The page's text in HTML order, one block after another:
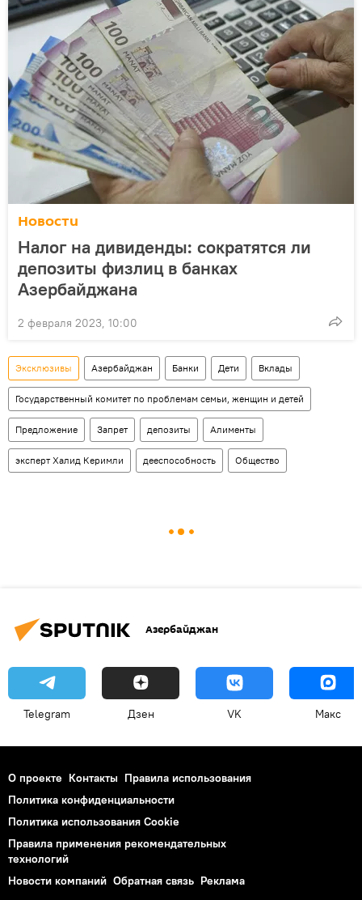
Новости
Налог на дивиденды: сократятся ли
депозиты физлиц в банках
Азербайджана
2 февраля 2023, 10:00
Эксклюзивы Азербайджан Банки Дети Вклады
Государственный комитет по проблемам семьи, женщин и детей
Предложение Запрет депозиты Алименты
эксперт Халид Керимли дееспособность Общество
Азербайджан
Telegram Дзен VK Макс
О проекте Контакты Правила использования
Политика конфиденциальности
Политика использования Cookie
Правила применения рекомендательных
технологий
Новости компаний Обратная связь Реклама